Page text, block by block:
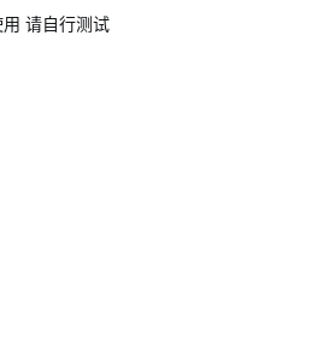
请自行测试